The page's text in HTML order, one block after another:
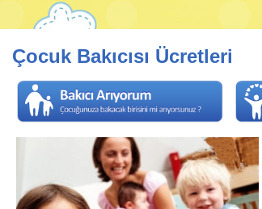
Çocuk Bakıcısı Ücretleri